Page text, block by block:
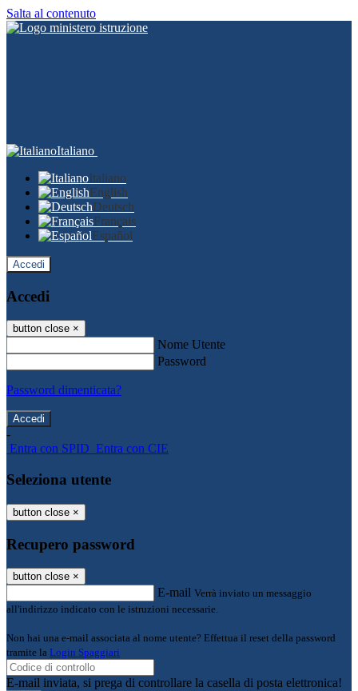
Salta al contenuto
Italiano
Italiano
English
Deutsch
Français
Español
Accedi
Accedi
button close ×
Nome Utente
Password
Password dimenticata?
-
Entra con SPID Entra con CIE
Seleziona utente
button close ×
Recupero password
button close ×
E-mail Verrà inviato un messaggio
all'indirizzo indicato con le istruzioni necessarie.
Non hai una e-mail associata al nome utente? Effettua il reset della password
tramite la Login Spaggiari
E-mail inviata, si prega di controllare la casella di posta elettronica!